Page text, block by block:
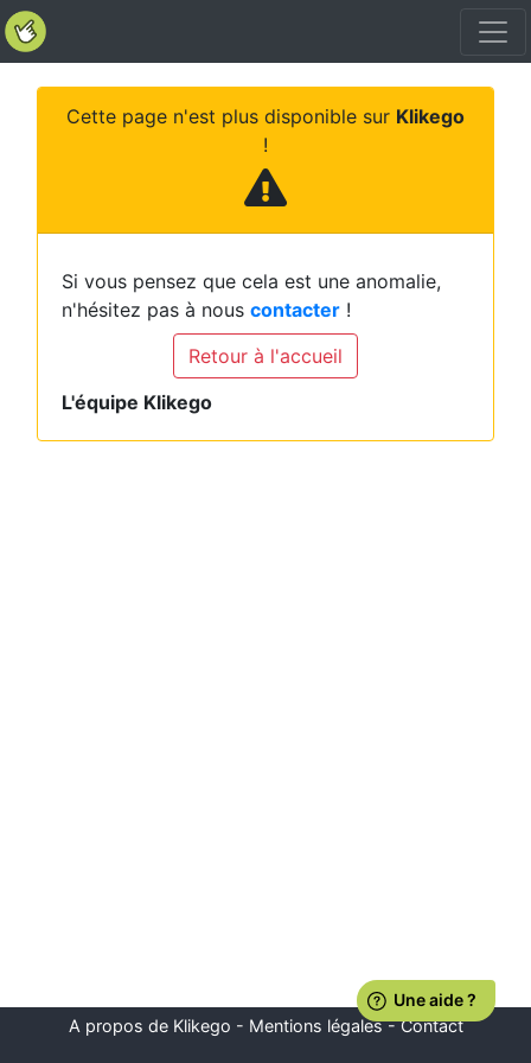
Cette page n'est plus disponible sur Klikego
!
Si vous pensez que cela est une anomalie,
n'hésitez pas à nous contacter !
Retour à l'accueil
L'équipe Klikego
A propos de Klikego - Mentions légales-Contact